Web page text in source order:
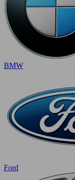
BMW
Ford